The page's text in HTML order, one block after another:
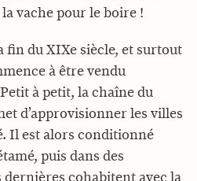
vache pour le boire !
fin du XIXe siècle, et surtout
à être vendu
à petit, la chaîne du
d’approvisionner les villes
Il est alors conditionné
puis dans des
dernières cohabitent avec la